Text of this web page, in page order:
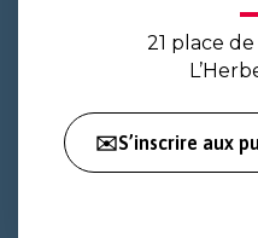
21 place de
✉️S’inscrire aux